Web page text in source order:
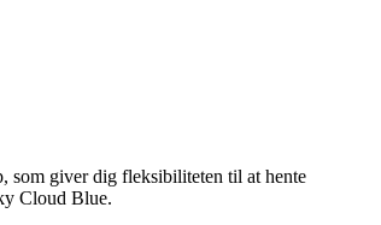
som giver dig fleksibiliteten til at hente
Cloud Blue.